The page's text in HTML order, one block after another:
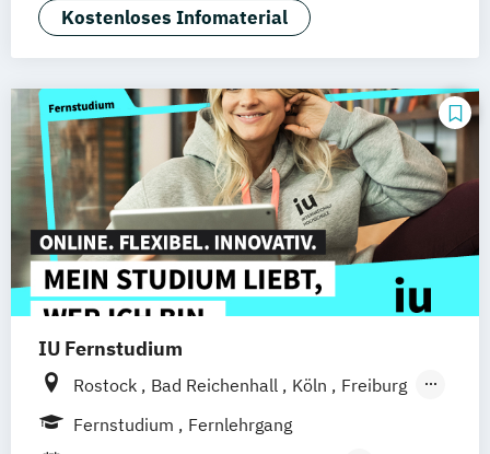
Sozialmanagement
Kostenloses Infomaterial
IU Fernstudium
Rostock Bad Reichenhall Köln
Freiburg
Kiel
Frankfurt am Main
Fernstudium
Fernlehrgang